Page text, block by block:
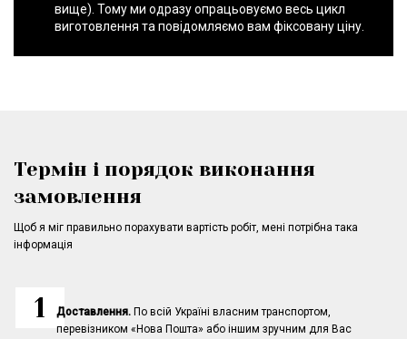
вище). Тому ми одразу опрацьовуємо весь цикл
виготовлення та повідомляємо вам фіксовану ціну.
Термін і порядок виконання
замовлення
Щоб я міг правильно порахувати вартість робіт, мені потрібна така
інформація
Доставлення. По всій Україні власним транспортом,
перевізником «Нова Пошта» або іншим зручним для Вас